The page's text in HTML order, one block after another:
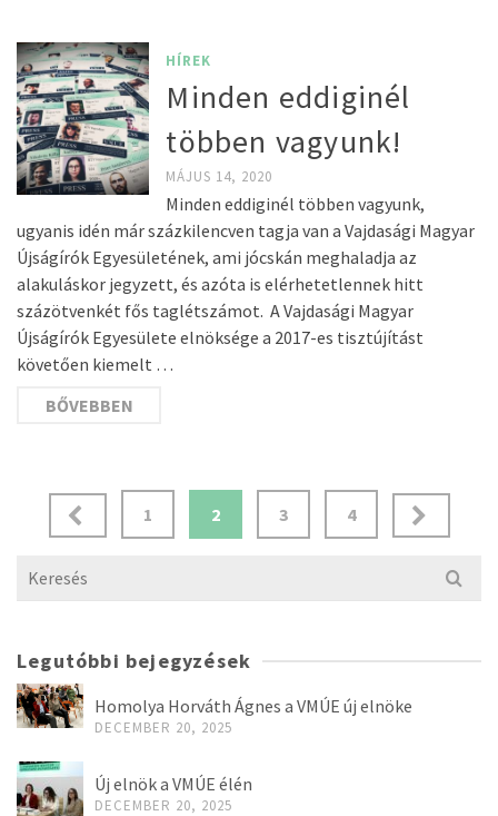
HÍREK
Minden eddiginél
többen vagyunk!
MÁJUS 14, 2020
Minden eddiginél többen vagyunk,
ugyanis idén már százkilencven tagja van a Vajdasági Magyar
Újságírók Egyesületének, ami jócskán meghaladja az
alakuláskor jegyzett, és azóta is elérhetetlennek hitt
százötvenkét fős taglétszámot. A Vajdasági Magyar
Újságírók Egyesülete elnöksége a 2017-es tisztújítást
követően kiemelt …
BŐVEBBEN
Bejegyzés
navigáció
1 2 3 4
Search
for:
Legutóbbi bejegyzések
Homolya Horváth Ágnes a VMÚE új elnöke
DECEMBER 20, 2025
Új elnök a VMÚE élén
DECEMBER 20, 2025